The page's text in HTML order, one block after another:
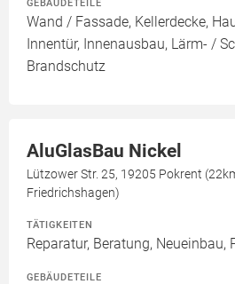
GEBÄUDETEILE
Wand / Fassade, Kellerdecke,
Innentür, Innenausbau, Lärm- /
Brandschutz
AluGlasBau Nickel
Lützower Str. 25, 19205 Pokrent
Friedrichshagen)
TÄTIGKEITEN
Reparatur, Beratung,
GEBÄUDETEILE